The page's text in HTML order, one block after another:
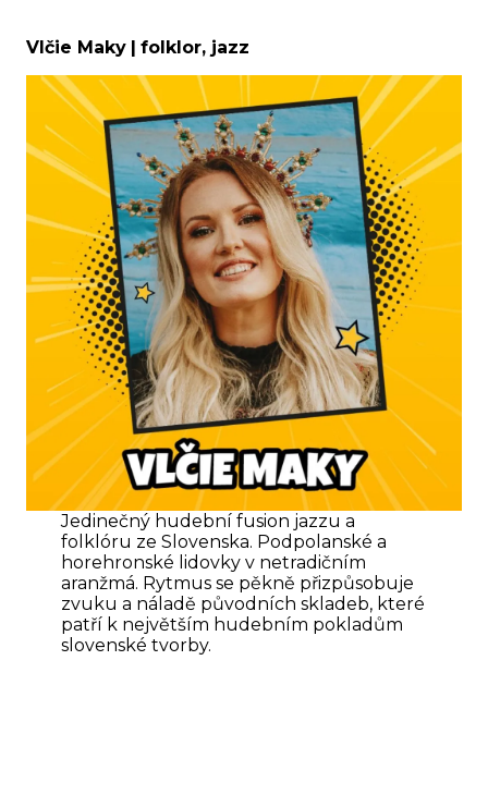
Vlčie Maky | folklor, jazz
Jedinečný hudební fusion jazzu a
folklóru ze Slovenska. Podpolanské a
horehronské lidovky v netradičním
aranžmá. Rytmus se pěkně přizpůsobuje
zvuku a náladě původních skladeb, které
patří k největším hudebním pokladům
slovenské tvorby.